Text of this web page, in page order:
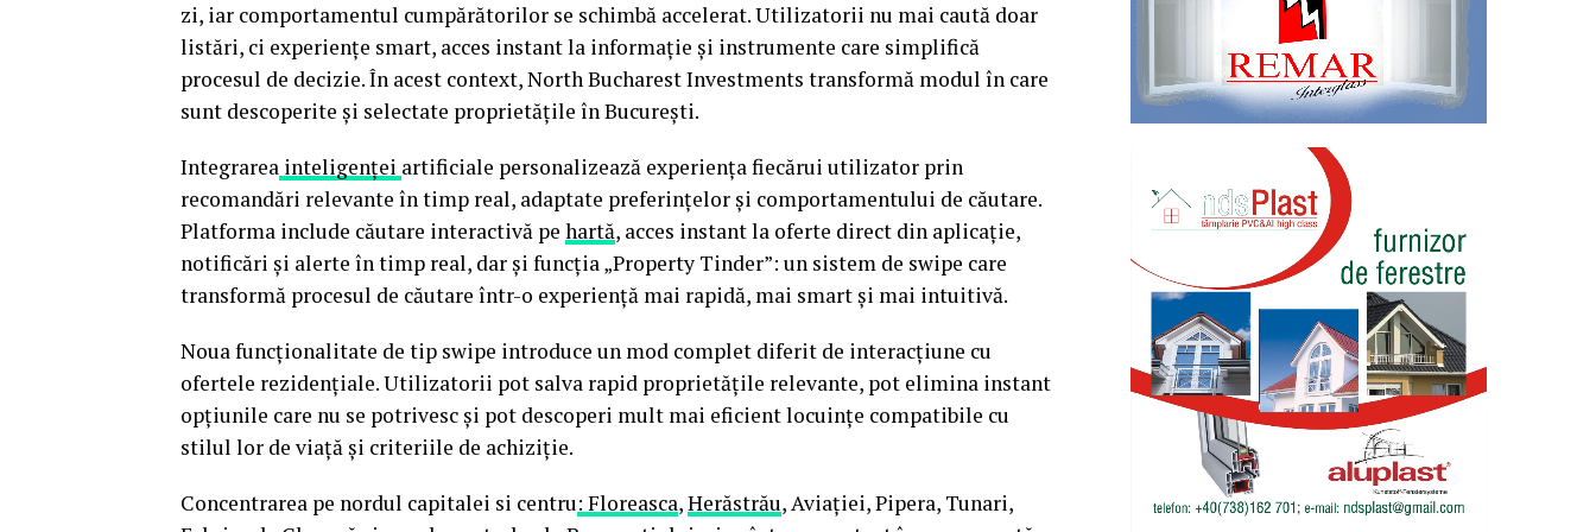
zi, iar comportamentul cumpărătorilor se schimbă accelerat. Utilizatorii nu mai caută doar
listări, ci experiențe smart, acces instant la informație și instrumente care simplifică
procesul de decizie. În acest context, North Bucharest Investments transformă modul în care
sunt descoperite și selectate proprietățile în București.
Integrarea inteligenței artificiale personalizează experiența fiecărui utilizator prin
recomandări relevante în timp real, adaptate preferințelor și comportamentului de căutare.
Platforma include căutare interactivă pe hartă, acces instant la oferte direct din aplicație,
notificări și alerte în timp real, dar și funcția „Property Tinder”: un sistem de swipe care
transformă procesul de căutare într-o experiență mai rapidă, mai smart și mai intuitivă.
Noua funcționalitate de tip swipe introduce un mod complet diferit de interacțiune cu
ofertele rezidențiale. Utilizatorii pot salva rapid proprietățile relevante, pot elimina instant
opțiunile care nu se potrivesc și pot descoperi mult mai eficient locuințe compatibile cu
stilul lor de viață și criteriile de achiziție.
Concentrarea pe nordul capitalei si centru: Floreasca,Herăstrău, Aviației, Pipera, Tunari,